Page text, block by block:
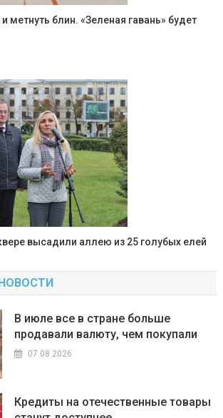
метнуть блин. «Зеленая гавань» будет
высадили аллею из 25 голубых елей
В июле все в стране больше
продавали валюту, чем покупали
07.08.2026
Кредиты на отечественные товары